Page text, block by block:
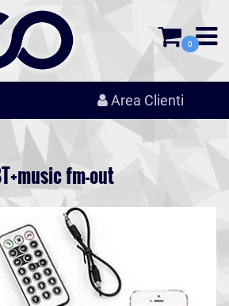
0
Area Clienti
fm-out